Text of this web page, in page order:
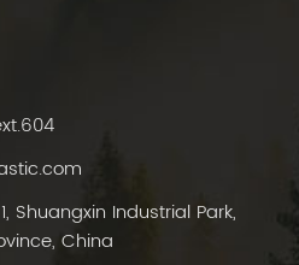
Shuangxin Industrial Park,
China